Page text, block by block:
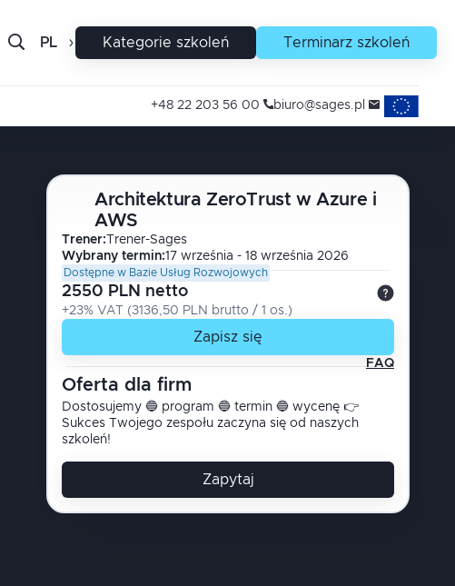
PL EN Kategorie szkoleń Terminarz szkoleń
+48 22 203 56 00 biuro@sages.pl Projekty
Architektura ZeroTrust w Azure i
AWS
Trener: Trener-Sages
Wybrany termin:17 września - 18 września 2026
Dostępne w Bazie Usług Rozwojowych
2550 PLN netto
+23% VAT (3136,50 PLN brutto / 1 os.)
Zapisz się
FAQ
Oferta dla firm
Dostosujemy 🔵 program 🔵 termin 🔵 wycenę 👉
Sukces Twojego zespołu zaczyna się od naszych
szkoleń!
Zapytaj